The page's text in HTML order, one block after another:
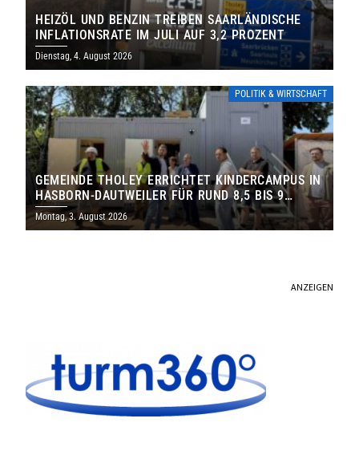
HEIZÖL UND BENZIN TREIBEN SAARLÄNDISCHE
INFLATIONSRATE IM JULI AUF 3,2 PROZENT
Dienstag, 4. August 2026
POLITIK & WIRTSCHAFT
GEMEINDE THOLEY ERRICHTET KINDERCAMPUS IN
HASBORN-DAUTWEILER FÜR RUND 8,5 BIS 9
MILLIONEN EURO
Montag, 3. August 2026
ANZEIGEN